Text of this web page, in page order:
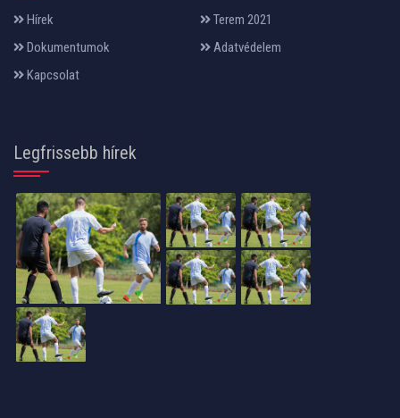
Hírek
Terem 2021
Dokumentumok
Adatvédelem
Kapcsolat
Legfrissebb hírek